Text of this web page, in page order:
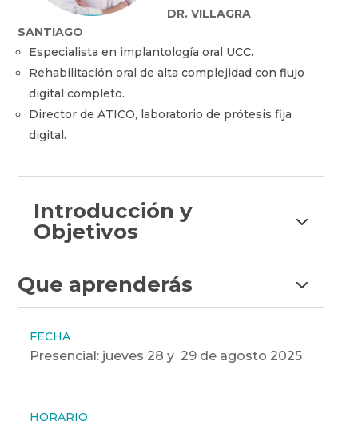
DR. VILLAGRA
SANTIAGO
Especialista en implantología oral UCC.
Rehabilitación oral de alta complejidad con flujo
digital completo.
Director de ATICO, laboratorio de prótesis fija
digital.
Introducción y
Objetivos
Que aprenderás
FECHA
Presencial: jueves 28 y 29 de agosto 2025
HORARIO